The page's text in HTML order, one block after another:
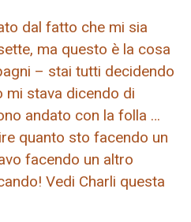
dal fatto che mi sia
ma questo è la cosa
– stai tutti decidendo
mi stava dicendo di
andato con la folla …
quanto sto facendo un
facendo un altro
Vedi Charli questa